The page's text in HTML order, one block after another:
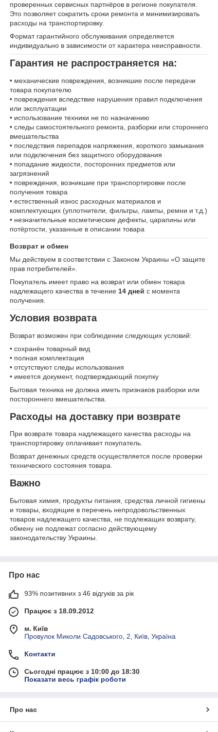
проверенных сервисных партнёров в регионе покупателя.
Это позволяет сократить сроки ремонта и минимизировать
расходы на транспортировку.
Формат гарантийного обслуживания определяется
индивидуально в зависимости от характера неисправности.
Гарантия не распространяется на:
• механические повреждения, возникшие после передачи
товара покупателю
• повреждения вследствие нарушения правил подключения
или эксплуатации
• использование техники не по назначению
• следы самостоятельного ремонта, разборки или стороннего
вмешательства
• последствия перепадов напряжения, короткого замыкания
или подключения без защитного оборудования
• попадание жидкости, посторонних предметов или
загрязнений
• повреждения, возникшие при транспортировке после
получения товара
• естественный износ расходных материалов и
комплектующих (уплотнители, фильтры, лампы, ремни и т.д.)
• незначительные косметические дефекты, царапины или
потёртости, указанные в описании товара
Возврат и обмен
Мы действуем в соответствии с Законом Украины «О защите
прав потребителей».
Покупатель имеет право на возврат или обмен товара
надлежащего качества в течение 14 дней с момента
получения.
Условия возврата
Возврат возможен при соблюдении следующих условий:
• сохранён товарный вид
• полная комплектация
• отсутствуют следы использования
• имеется документ, подтверждающий покупку
Бытовая техника не должна иметь признаков разборки или
постороннего вмешательства.
Расходы на доставку при возврате
При возврате товара надлежащего качества расходы на
транспортировку оплачивает покупатель.
Возврат денежных средств осуществляется после проверки
технического состояния товара.
Важно
Бытовая химия, продукты питания, средства личной гигиены
и товары, входящие в перечень непродовольственных
товаров надлежащего качества, не подлежащих возврату,
обмену не подлежат согласно действующему
законодательству Украины.
Про нас
93% позитивних з 46 відгуків за рік
Працює з 18.09.2012
м. Київ
Провулок Миколи Садовського, 2, Київ, Україна
Контакти
Сьогодні працює з 10:00 до 18:30
Показати весь графік роботи
Про нас